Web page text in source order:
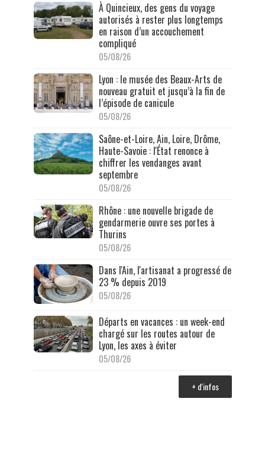
À Quincieux, des gens du voyage
autorisés à rester plus longtemps
en raison d’un accouchement
compliqué
05/08/26
Lyon : le musée des Beaux-Arts de
nouveau gratuit et jusqu’à la fin de
l’épisode de canicule
05/08/26
Saône-et-Loire, Ain, Loire, Drôme,
Haute-Savoie : l'État renonce à
chiffrer les vendanges avant
septembre
05/08/26
Rhône : une nouvelle brigade de
gendarmerie ouvre ses portes à
Thurins
05/08/26
Dans l'Ain, l'artisanat a progressé de
23 % depuis 2019
05/08/26
Départs en vacances : un week-end
chargé sur les routes autour de
Lyon, les axes à éviter
05/08/26
+ d'infos